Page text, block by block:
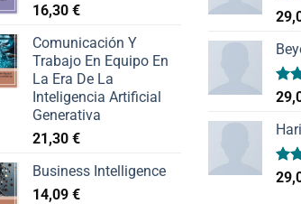
16,30 €
Comunicación Y
Trabajo En Equipo En
La Era De La
Inteligencia Artificial
Generativa
21,30 €
Business Intelligence
14,09 €
con
de
con
3.50
5
con